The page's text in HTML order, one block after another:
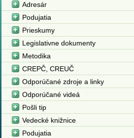
Adresár
Podujatia
Prieskumy
Legislativne dokumenty
Metodika
CREPČ, CREUČ
Odporúčané zdroje a linky
Odporúčané videá
Pošli tip
Vedecké knižnice
Podujatia